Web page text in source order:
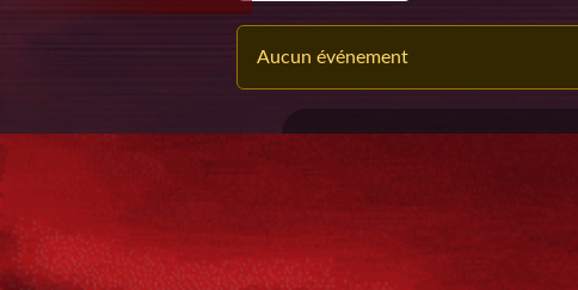
Aucun événement